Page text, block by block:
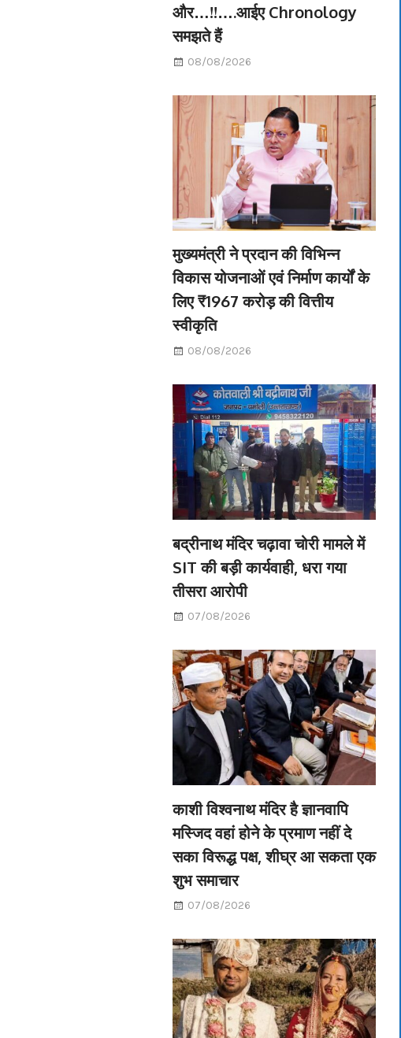
और…!!….आईए Chronology
समझते हैं
08/08/2026
मुख्यमंत्री ने प्रदान की विभिन्न
विकास योजनाओं एवं निर्माण कार्यों के
लिए ₹1967 करोड़ की वित्तीय
स्वीकृति
08/08/2026
बद्रीनाथ मंदिर चढ़ावा चोरी मामले में
SIT की बड़ी कार्यवाही, धरा गया
तीसरा आरोपी
07/08/2026
काशी विश्वनाथ मंदिर है ज्ञानवापि
मस्जिद वहां होने के प्रमाण नहीं दे
सका विरूद्ध पक्ष, शीघ्र आ सकता एक
शुभ समाचार
07/08/2026